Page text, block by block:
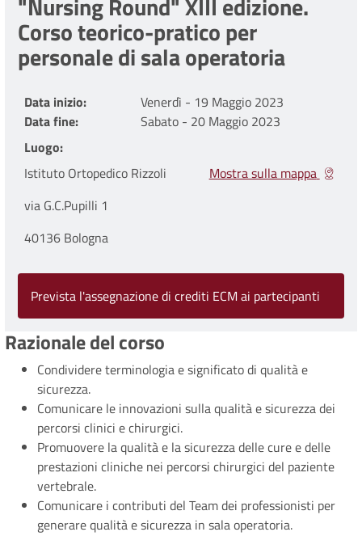
"Nursing Round" XIII edizione.
Corso teorico-pratico per
personale di sala operatoria
Data inizio
Venerdì - 19 Maggio 2023
Data fine
Sabato - 20 Maggio 2023
Luogo
Istituto Ortopedico Rizzoli
via G.C.Pupilli 1
40136 Bologna
Mostra sulla mappa
Prevista l'assegnazione di crediti ECM ai partecipanti
Razionale del corso
Condividere terminologia e significato di qualità e
sicurezza.
Comunicare le innovazioni sulla qualità e sicurezza dei
percorsi clinici e chirurgici.
Promuovere la qualità e la sicurezza delle cure e delle
prestazioni cliniche nei percorsi chirurgici del paziente
vertebrale.
Comunicare i contributi del Team dei professionisti per
generare qualità e sicurezza in sala operatoria.